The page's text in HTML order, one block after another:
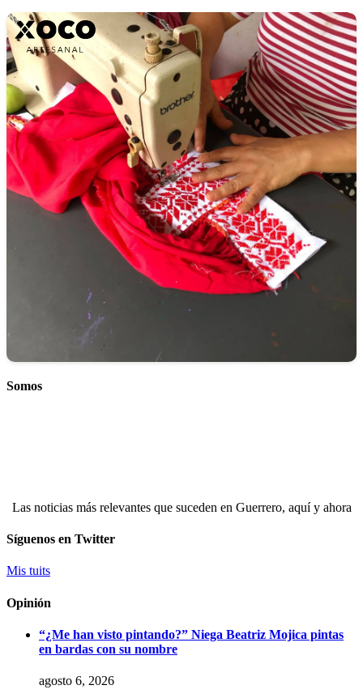
Somos
Las noticias más relevantes que suceden en Guerrero, aquí y ahora
Síguenos en Twitter
Mis tuits
Opinión
“¿Me han visto pintando?” Niega Beatriz Mojica pintas
en bardas con su nombre
agosto 6, 2026